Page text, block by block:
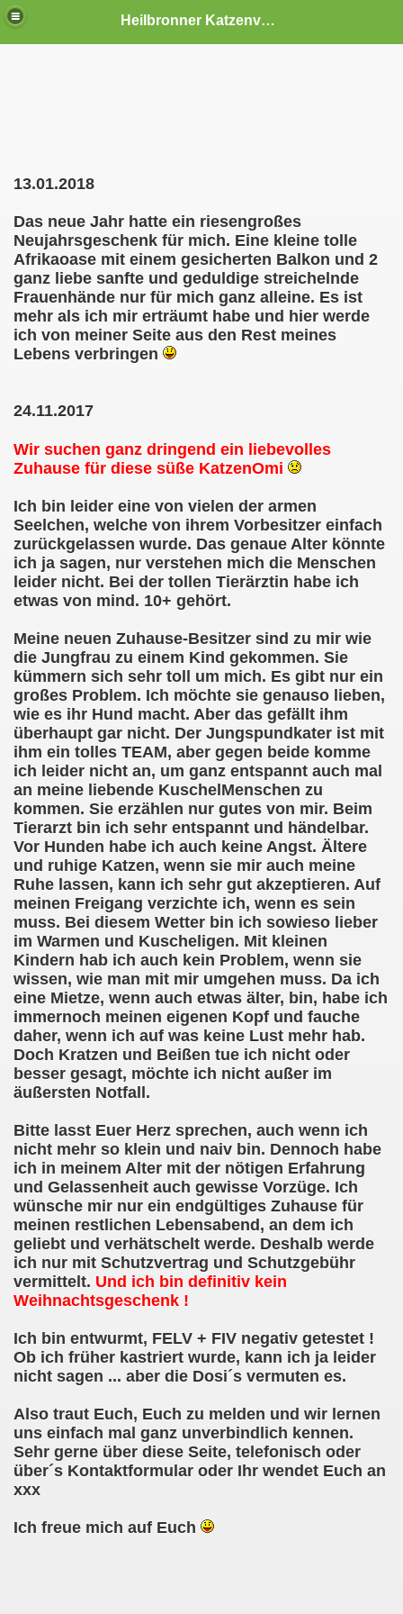
Heilbronner Katzenvermittlung
13.01.2018
Das neue Jahr hatte ein riesengroßes
Neujahrsgeschenk für mich. Eine kleine tolle
Afrikaoase mit einem gesicherten Balkon und 2
ganz liebe sanfte und geduldige streichelnde
Frauenhände nur für mich ganz alleine. Es ist
mehr als ich mir erträumt habe und hier werde
ich von meiner Seite aus den Rest meines
Lebens verbringen
24.11.2017
Wir suchen ganz dringend ein liebevolles
Zuhause für diese süße KatzenOmi
Ich bin leider eine von vielen der armen
Seelchen, welche von ihrem Vorbesitzer einfach
zurückgelassen wurde. Das genaue Alter könnte
ich ja sagen, nur verstehen mich die Menschen
leider nicht. Bei der tollen Tierärztin habe ich
etwas von mind. 10+ gehört.
Meine neuen Zuhause-Besitzer sind zu mir wie
die Jungfrau zu einem Kind gekommen. Sie
kümmern sich sehr toll um mich. Es gibt nur ein
großes Problem. Ich möchte sie genauso lieben,
wie es ihr Hund macht. Aber das gefällt ihm
überhaupt gar nicht. Der Jungspundkater ist mit
ihm ein tolles TEAM, aber gegen beide komme
ich leider nicht an, um ganz entspannt auch mal
an meine liebende KuschelMenschen zu
kommen. Sie erzählen nur gutes von mir. Beim
Tierarzt bin ich sehr entspannt und händelbar.
Vor Hunden habe ich auch keine Angst. Ältere
und ruhige Katzen, wenn sie mir auch meine
Ruhe lassen, kann ich sehr gut akzeptieren. Auf
meinen Freigang verzichte ich, wenn es sein
muss. Bei diesem Wetter bin ich sowieso lieber
im Warmen und Kuscheligen. Mit kleinen
Kindern hab ich auch kein Problem, wenn sie
wissen, wie man mit mir umgehen muss. Da ich
eine Mietze, wenn auch etwas älter, bin, habe ich
immernoch meinen eigenen Kopf und fauche
daher, wenn ich auf was keine Lust mehr hab.
Doch Kratzen und Beißen tue ich nicht oder
besser gesagt, möchte ich nicht außer im
äußersten Notfall.
Bitte lasst Euer Herz sprechen, auch wenn ich
nicht mehr so klein und naiv bin. Dennoch habe
ich in meinem Alter mit der nötigen Erfahrung
und Gelassenheit auch gewisse Vorzüge. Ich
wünsche mir nur ein endgültiges Zuhause für
meinen restlichen Lebensabend, an dem ich
geliebt und verhätschelt werde. Deshalb werde
ich nur mit Schutzvertrag und Schutzgebühr
vermittelt. Und ich bin definitiv kein
Weihnachtsgeschenk !
Ich bin entwurmt, FELV + FIV negativ getestet !
Ob ich früher kastriert wurde, kann ich ja leider
nicht sagen ... aber die Dosi´s vermuten es.
Also traut Euch, Euch zu melden und wir lernen
uns einfach mal ganz unverbindlich kennen.
Sehr gerne über diese Seite, telefonisch oder
über´s Kontaktformular oder Ihr wendet Euch an
xxx
Ich freue mich auf Euch